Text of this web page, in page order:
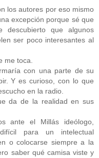
los autores por eso mismo
excepción porque sé que
descubierto que algunos
ser poco interesantes al
me toca.
con una parte de su
Y es curioso, con lo que
en la radio.
da de la realidad en sus
ante el Millás ideólogo,
para un intelectual
o colocarse siempre a la
saber qué camisa viste y